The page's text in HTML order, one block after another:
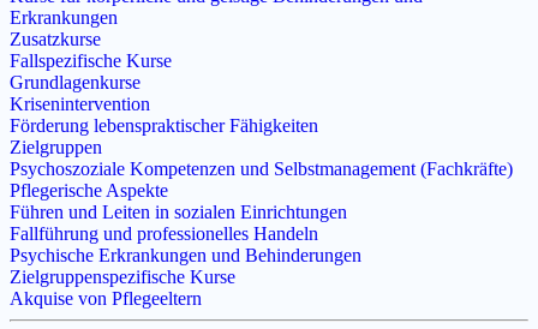
Erkrankungen
Zusatzkurse
Fallspezifische Kurse
Grundlagenkurse
Krisenintervention
Förderung lebenspraktischer Fähigkeiten
Zielgruppen
Psychoszoziale Kompetenzen und Selbstmanagement (Fachkräfte)
Pflegerische Aspekte
Führen und Leiten in sozialen Einrichtungen
Fallführung und professionelles Handeln
Psychische Erkrankungen und Behinderungen
Zielgruppenspezifische Kurse
Akquise von Pflegeeltern